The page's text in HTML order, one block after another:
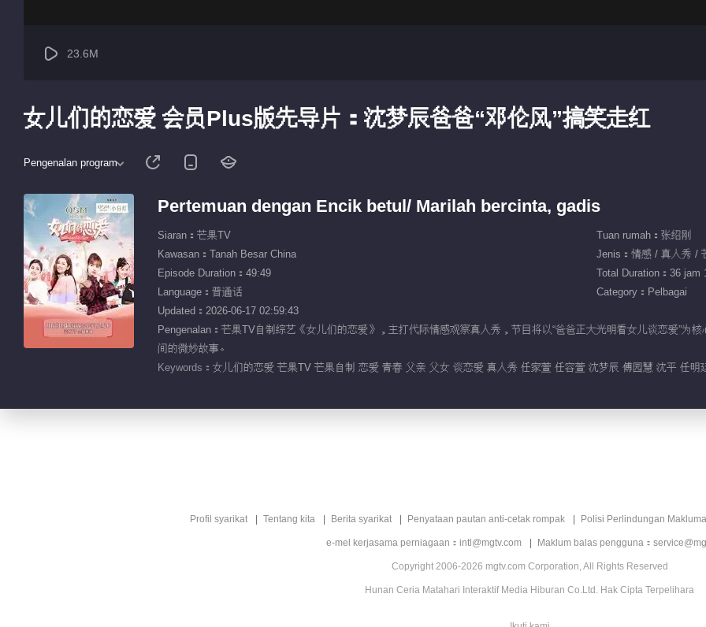
23.6M
女儿们的恋爱 会员Plus版先导片：沈梦辰爸爸“邓伦风”搞笑走红
Pengenalan program
Pertemuan dengan Encik betul/ Marilah bercinta, gadis
Siaran：芒果TV
Tuan rumah：张绍刚
Kawasan：Tanah Besar China
Jenis：情感 / 真人秀 /
Episode Duration：49:49
Total Duration：36 jam
Language：普通话
Category：Pelbagai
Updated：2026-06-17 02:59:43
Pengenalan：芒果TV自制综艺《女儿们的恋爱》，主打代际情感观察真人秀，节目将以“爸爸正大光明看女儿谈恋爱”为
间的微妙故事。
Keywords： 女儿们的恋爱 芒果TV 芒果自制 恋爱 青春 父亲 父女 谈恋爱 真人秀 任家萱 任容萱 沈梦辰 傅园慧 沈平 任明
Profil syarikat Tentang kita Berita syarikat Penyataan pautan anti-cetak rompak Polisi Perlindungan
e-mel kerjasama perniagaan：intl@mgtv.com Maklum balas pengguna：
Copyright 2006-2026 mgtv.com Corporation, All Rights Reserved
Hunan Ceria Matahari Interaktif Media Hiburan Co.Ltd. Hak Cipta Terpelihara